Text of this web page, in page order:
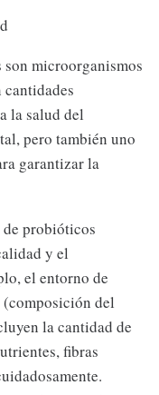
microorganismos
la salud del
pero también uno
garantizar la
de probióticos
y el
el entorno de
del
la cantidad de
fibras